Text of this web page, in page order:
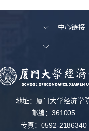
中心链接
地址：厦门大学经济学
邮编：361005
传真：0592-2186340